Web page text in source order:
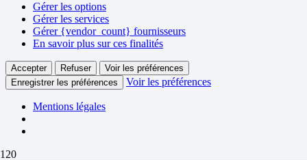
Gérer les options
Gérer les services
Gérer {vendor_count} fournisseurs
En savoir plus sur ces finalités
Accepter Refuser
Voir les préférences
Enregistrer les préférences
Voir les préférences
Mentions légales